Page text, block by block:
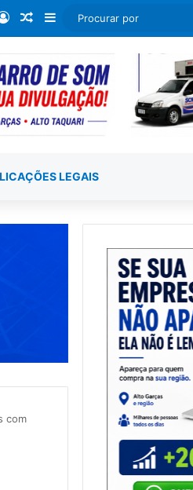
EntrarArtigo aleatório
Barra Lateral
LEGAIS
com